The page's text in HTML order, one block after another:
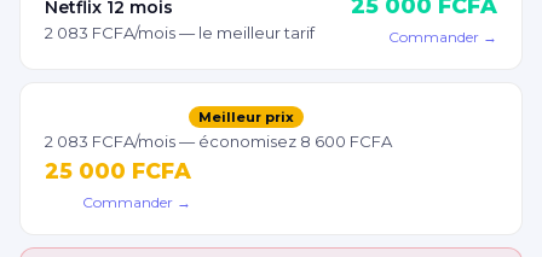
Netflix 12 mois
2 083 FCFA/mois — le meilleur tarif
25 000 FCFA
Commander →
Meilleur prix
2 083 FCFA/mois — économisez 8 600 FCFA
25 000 FCFA
Commander →